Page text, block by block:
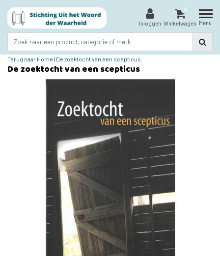
Inloggen
0
Winkelwagen Menu
Terug naar Home | De zoektocht van een scepticus
De zoektocht van een scepticus